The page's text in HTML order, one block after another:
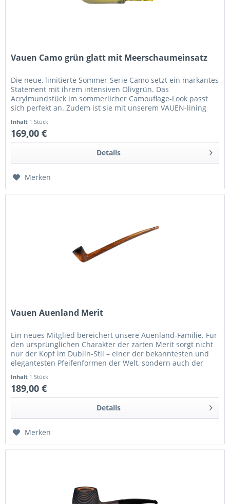
Vauen Camo grün glatt mit Meerschaumeinsatz
Die neue, limitierte Sommer-Serie Camo setzt ein markantes
Statement mit ihrem intensiven Olivgrün. Das
Acrylmundstück im sommerlicher Camouflage-Look passt
sich perfekt an. Zudem ist sie mit unserem VAUEN-lining
Inhalt 1 Stück
169,00 €
Details
Merken
Vauen Auenland Merit
Ein neues Mitglied bereichert unsere Auenland-Familie. Für
den ursprünglichen Charakter der zarten Merit sorgt nicht
nur der Kopf im Dublin-Stil – einer der bekanntesten und
elegantesten Pfeifenformen der Welt, sondern auch der
Inhalt 1 Stück
189,00 €
Details
Merken